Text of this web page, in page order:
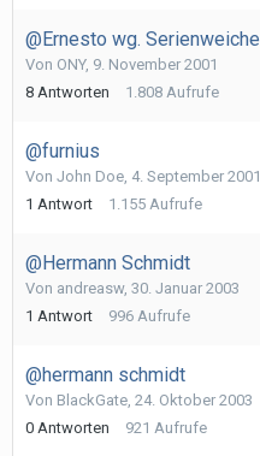
@Ernesto wg. Serienweiche
Von ONY, 9. November 2001
8 Antworten 1.808 Aufrufe
@furnius
Von John Doe, 4. September 2001
1 Antwort 1.155 Aufrufe
@Hermann Schmidt
Von andreasw, 30. Januar 2003
1 Antwort 996 Aufrufe
@hermann schmidt
Von BlackGate, 24. Oktober 2003
0 Antworten 921 Aufrufe